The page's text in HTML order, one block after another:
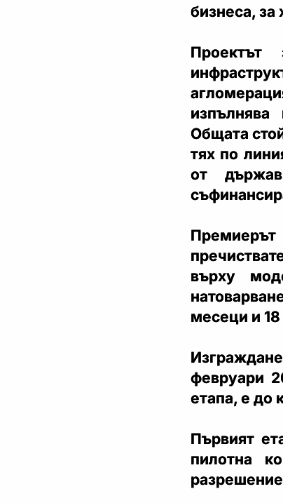
бизнеса, за
Проектът
Общата
тях по
от
върху
месеци и
февруари
етапа, е до
Първият
пилотна
разрешение